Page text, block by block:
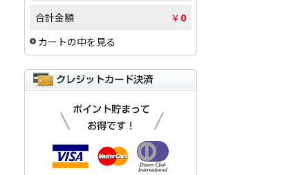
合計金額 ￥ 0
カートの中を見る